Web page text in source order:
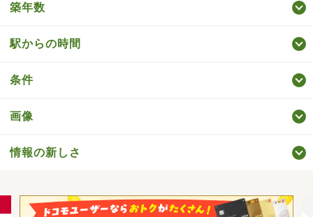
築年数
駅からの時間
条件
画像
情報の新しさ